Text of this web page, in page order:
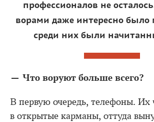
профессионалов не
ворами даже интересно было
среди них были
— Что воруют больше всего?
В первую очередь, телефоны. Их
в открытые карманы, оттуда